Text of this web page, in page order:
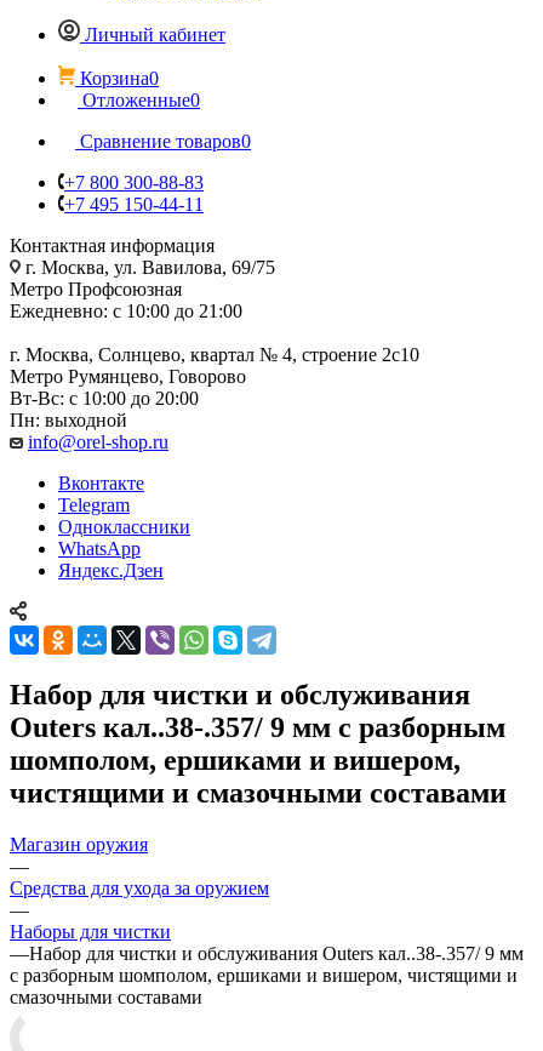
Личный кабинет
Корзина0
Отложенные0
Сравнение товаров0
+7 800 300-88-83
+7 495 150-44-11
Контактная информация
г. Москва, ул. Вавилова, 69/75
Метро Профсоюзная
Ежедневно: с 10:00 до 21:00
г. Москва, Солнцево, квартал № 4, строение 2с10
Метро Румянцево, Говорово
Вт-Вс: с 10:00 до 20:00
Пн: выходной
info@orel-shop.ru
Вконтакте
Telegram
Одноклассники
WhatsApp
Яндекс.Дзен
Набор для чистки и обслуживания
Outers кал..38-.357/ 9 мм с разборным
шомполом, ершиками и вишером,
чистящими и смазочными составами
Магазин оружия
—
Средства для ухода за оружием
—
Наборы для чистки
—Набор для чистки и обслуживания Outers кал..38-.357/ 9 мм
с разборным шомполом, ершиками и вишером, чистящими и
смазочными составами